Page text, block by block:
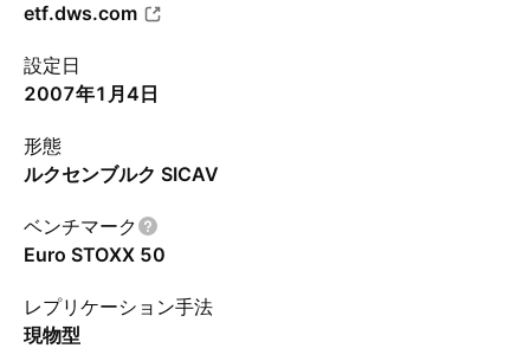
etf.dws.com
設定日
2007年1月4日
形態
ルクセンブルク SICAV
ベンチマーク
Euro STOXX 50
レプリケーション手法
現物型